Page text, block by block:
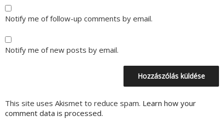
Notify me of follow-up comments by email.
Notify me of new posts by email.
This site uses Akismet to reduce spam. Learn how your
comment data is processed.